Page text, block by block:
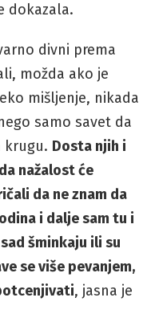
dokazala.
divni prema
možda ako je
mišljenje, nikada
samo savet da
krugu. Dosta njih i
nažalost će
da ne znam da
i dalje sam tu i
šminkaju ili su
se više pevanjem,
, jasna je